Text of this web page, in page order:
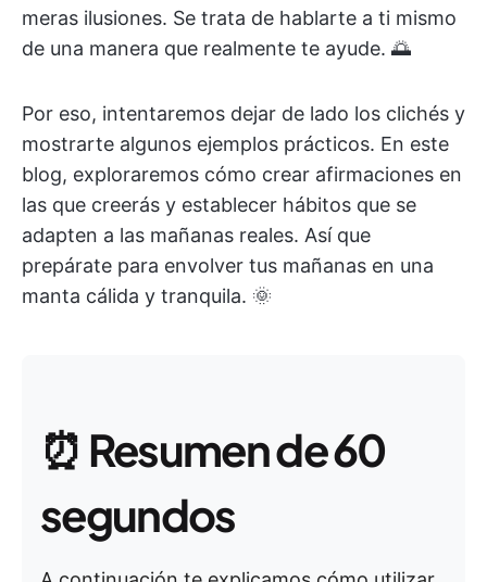
meras ilusiones. Se trata de hablarte a ti mismo
de una manera que realmente te ayude. 🌅
Por eso, intentaremos dejar de lado los clichés y
mostrarte algunos ejemplos prácticos. En este
blog, exploraremos cómo crear afirmaciones en
las que creerás y establecer hábitos que se
adapten a las mañanas reales. Así que
prepárate para envolver tus mañanas en una
manta cálida y tranquila. 🌞
⏰ Resumen de 60
segundos